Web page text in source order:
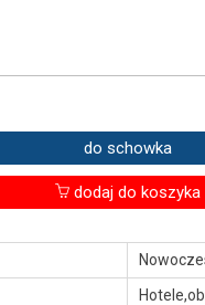
do schowka
dodaj do koszyka